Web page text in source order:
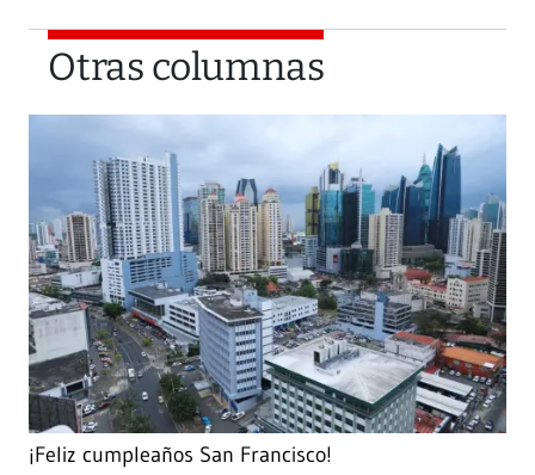
Otras columnas
¡Feliz cumpleaños San Francisco!